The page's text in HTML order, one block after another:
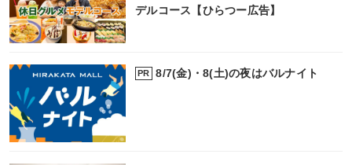
デルコース【ひらつー広告】
PR 8/7(金)・8(土)の夜はバルナイト